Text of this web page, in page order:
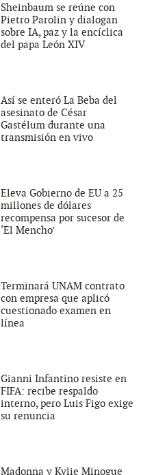
Sheinbaum se reúne con
Pietro Parolin y dialogan
sobre IA, paz y la encíclica
del papa León XIV
Así se enteró La Beba del
asesinato de César
Gastélum durante una
transmisión en vivo
Eleva Gobierno de EU a 25
millones de dólares
recompensa por sucesor de
‘El Mencho’
Terminará UNAM contrato
con empresa que aplicó
cuestionado examen en
línea
Gianni Infantino resiste en
FIFA: recibe respaldo
interno, pero Luis Figo exige
su renuncia
Madonna y Kylie Minogue